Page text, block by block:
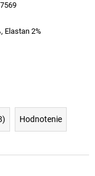
Elastan 2%
Hodnotenie